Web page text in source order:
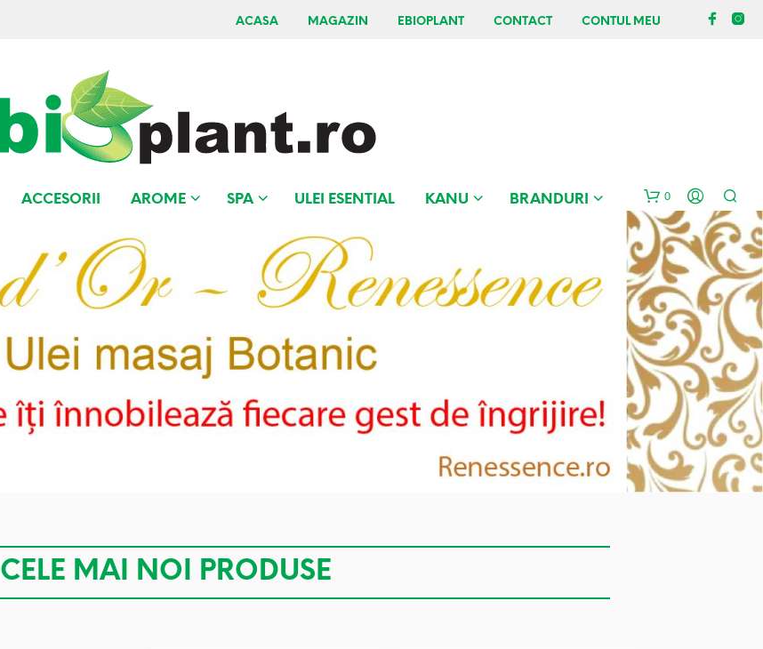
ACASA MAGAZIN EBIOPLANT CONTACT CONTUL MEU
ACCESORII AROME SPA ULEI ESENTIAL KANU BRANDURI 0
CELE MAI NOI PRODUSE